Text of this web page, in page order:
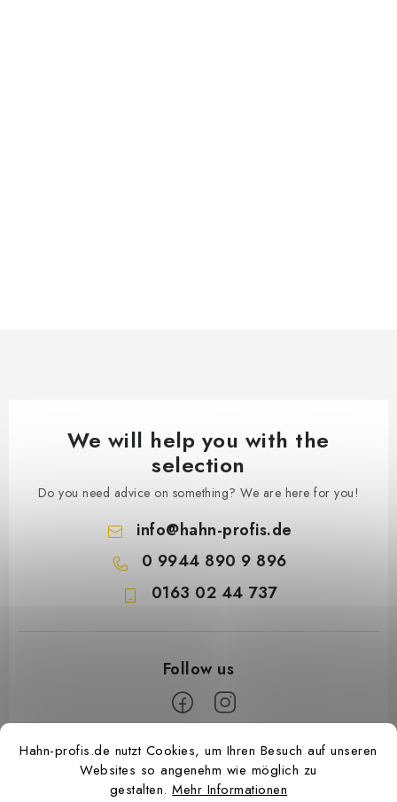
Hahn-profis.de nutzt Cookies, um Ihren Besuch auf unseren
Websites so angenehm wie möglich zu
gestalten.Mehr Informationen
We will help you with the
selection
Do you need advice on something? We are here for you!
info@hahn-profis.de
0 9944 890 9 896
0163 02 44 737